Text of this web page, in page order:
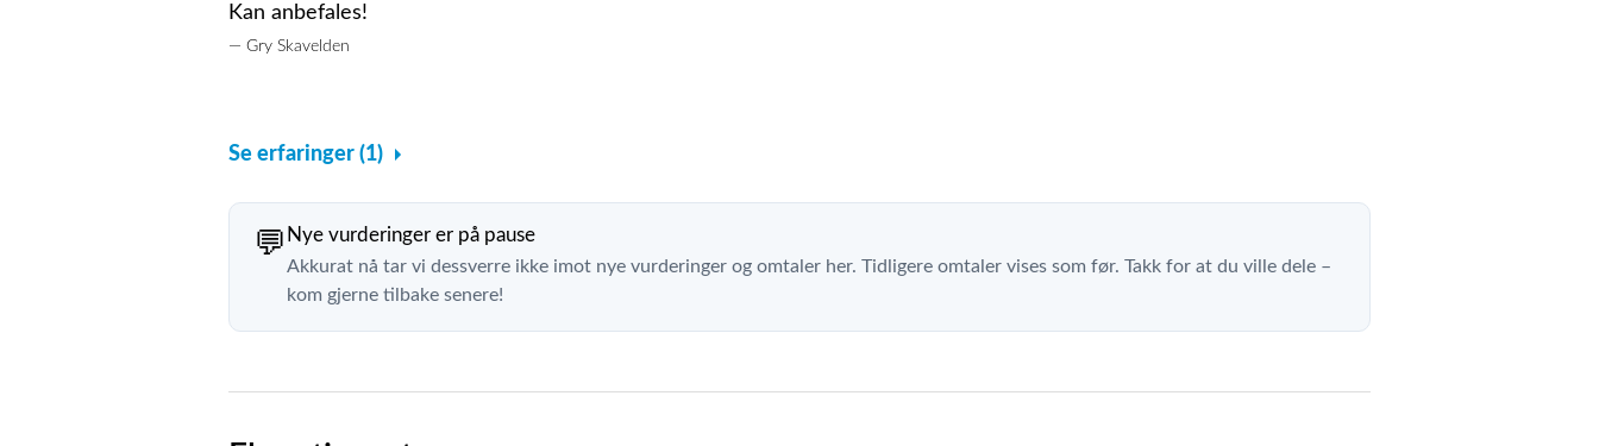
Kan anbefales!
— Gry Skavelden
Se erfaringer (1)
💬 Nye vurderinger er på pause
Akkurat nå tar vi dessverre ikke imot nye vurderinger og omtaler her. Tidligere omtaler vises som før. Takk for at du ville dele –
kom gjerne tilbake senere!